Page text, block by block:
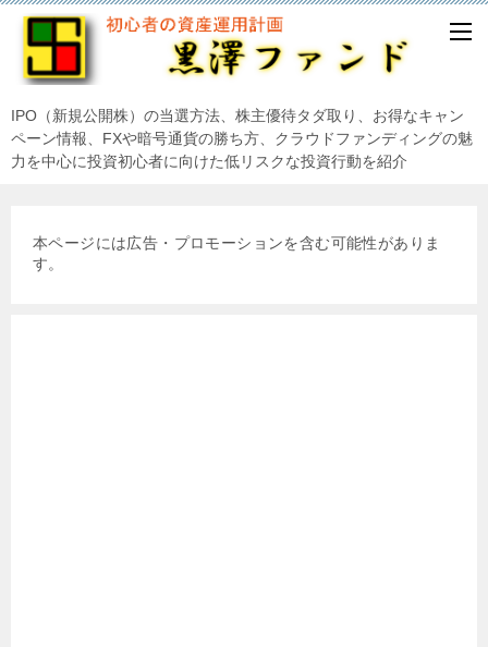
IPO（新規公開株）の当選方法、株主優待タダ取り、お得なキャン
ペーン情報、FXや暗号通貨の勝ち方、クラウドファンディングの魅
力を中心に投資初心者に向けた低リスクな投資行動を紹介
本ページには広告・プロモーションを含む可能性がありま
す。